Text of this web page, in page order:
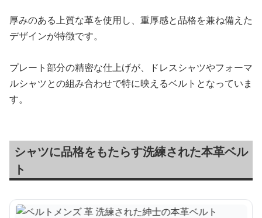
厚みのある上質な革を使用し、重厚感と品格を兼ね備えた
デザインが特徴です。
プレート部分の精密な仕上げが、ドレスシャツやフォーマ
ルシャツとの組み合わせで特に映えるベルトとなっていま
す。
シャツに品格をもたらす洗練された本革ベル
ト